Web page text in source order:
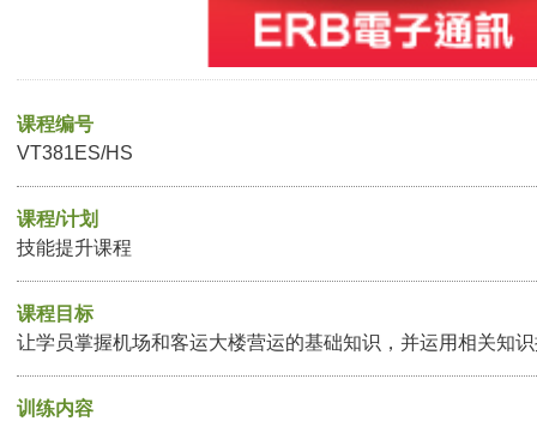
课程编号
VT381ES/HS
课程/计划
技能提升课程
课程目标
让学员掌握机场和客运大楼营运的基础知识，并运用相关知
训练内容